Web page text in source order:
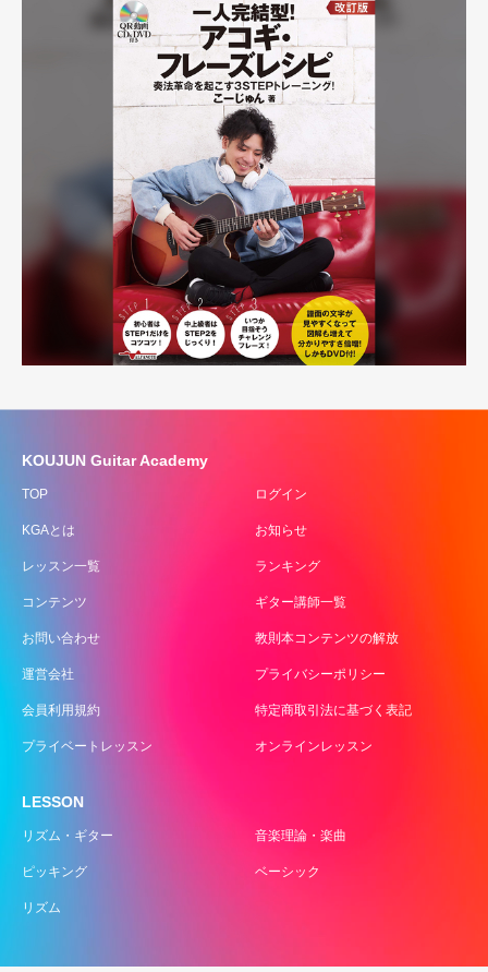
KOUJUN Guitar Academy
TOP ログイン
KGAとは お知らせ
レッスン一覧 ランキング
コンテンツ ギター講師一覧
お問い合わせ 教則本コンテンツの解放
運営会社 プライバシーポリシー
会員利用規約 特定商取引法に基づく表記
プライベートレッスン オンラインレッスン
LESSON
リズム・ギター 音楽理論・楽曲
ピッキング ベーシック
リズム